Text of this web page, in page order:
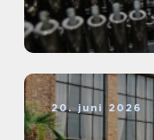
20. juni 2026